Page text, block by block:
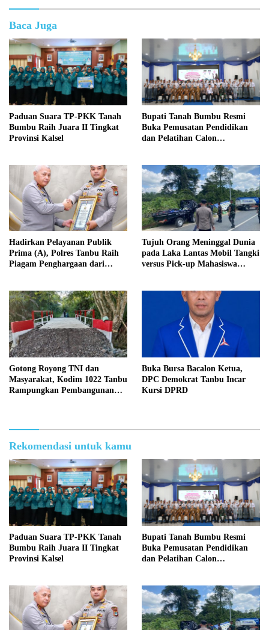
Baca Juga
Paduan Suara TP-PKK Tanah
Bumbu Raih Juara II Tingkat
Provinsi Kalsel
Bupati Tanah Bumbu Resmi
Buka Pemusatan Pendidikan
dan Pelatihan Calon
Hadirkan Pelayanan Publik
Prima (A), Polres Tanbu Raih
Piagam Penghargaan dari
Tujuh Orang Meninggal Dunia
pada Laka Lantas Mobil Tangki
versus Pick-up Mahasiswa
Gotong Royong TNI dan
Masyarakat, Kodim 1022 Tanbu
Rampungkan Pembangunan
Buka Bursa Bacalon Ketua,
DPC Demokrat Tanbu Incar
Kursi DPRD
Rekomendasi untuk kamu
Paduan Suara TP-PKK Tanah
Bumbu Raih Juara II Tingkat
Provinsi Kalsel
Bupati Tanah Bumbu Resmi
Buka Pemusatan Pendidikan
dan Pelatihan Calon